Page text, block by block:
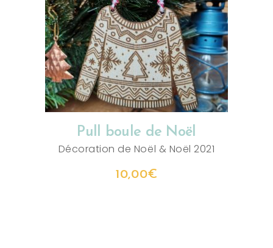
AJOUTER AU PANIER
Pull boule de Noël
Décoration de Noël & Noël 2021
10,00€